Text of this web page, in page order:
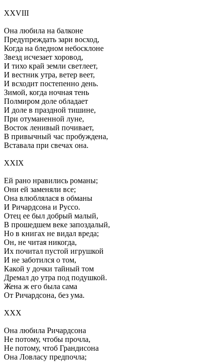
XXVIII
Она любила на балконе
Предупреждать зари восход,
Когда на бледном небосклоне
Звезд исчезает хоровод,
И тихо край земли светлеет,
И вестник утра, ветер веет,
И всходит постепенно день.
Зимой, когда ночная тень
Полмиром доле обладает
И доле в праздной тишине,
При отуманенной луне,
Восток ленивый почивает,
В привычный час пробуждена,
Вставала при свечах она.
XXIX
Ей рано нравились романы;
Они ей заменяли все;
Она влюблялася в обманы
И Ричардсона и Руссо.
Отец ее был добрый малый,
В прошедшем веке запоздалый,
Но в книгах не видал вреда;
Он, не читая никогда,
Их почитал пустой игрушкой
И не заботился о том,
Какой у дочки тайный том
Дремал до утра под подушкой.
Жена ж его была сама
От Ричардсона, без ума.
XXX
Она любила Ричардсона
Не потому, чтобы прочла,
Не потому, чтоб Грандисона
Она Ловласу предпочла;